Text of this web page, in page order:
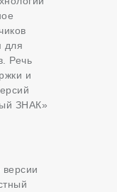
для
Речь
и
ЗНАК»
версии